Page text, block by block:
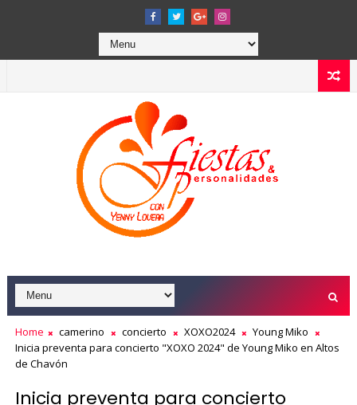
Home camerino concierto XOXO2024
Young Miko
Inicia preventa para concierto "XOXO 2024" de Young Miko en Altos
de Chavón
Inicia preventa para concierto